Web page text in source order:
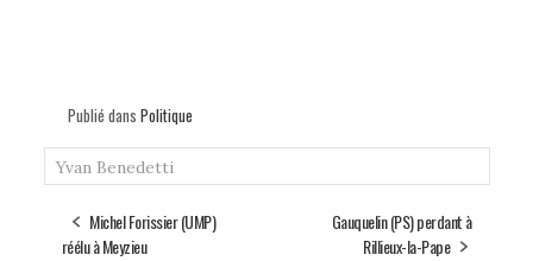
Publié dans Politique
Yvan Benedetti
Michel Forissier (UMP)
réélu à Meyzieu
Gauquelin (PS) perdant à
Rillieux-la-Pape